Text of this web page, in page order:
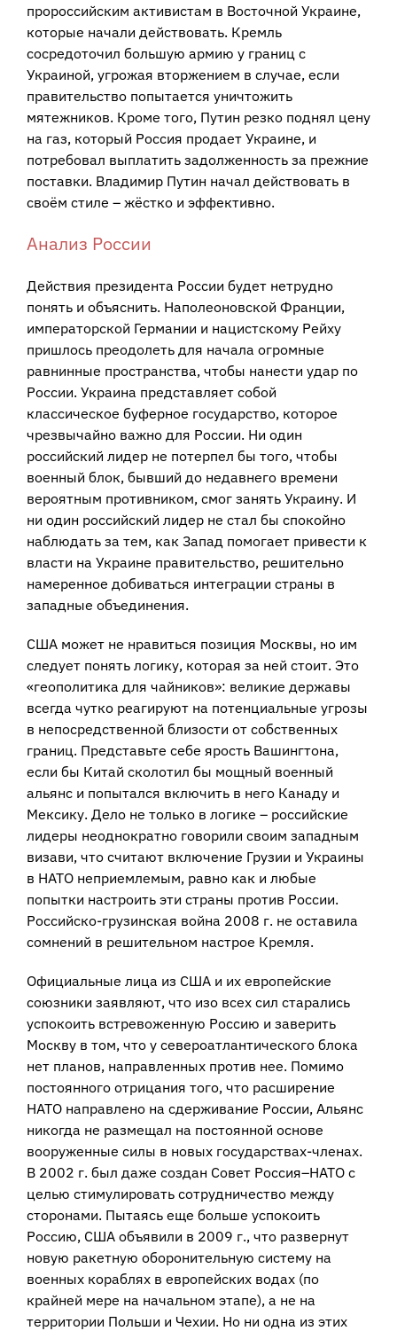
пророссийским активистам в Восточной Украине,
которые начали действовать. Кремль
сосредоточил большую армию у границ с
Украиной, угрожая вторжением в случае, если
правительство попытается уничтожить
мятежников. Кроме того, Путин резко поднял цену
на газ, который Россия продает Украине, и
потребовал выплатить задолженность за прежние
поставки. Владимир Путин начал действовать в
своём стиле – жёстко и эффективно.
Анализ России
Действия президента России будет нетрудно
понять и объяснить. Наполеоновской Франции,
императорской Германии и нацистскому Рейху
пришлось преодолеть для начала огромные
равнинные пространства, чтобы нанести удар по
России. Украина представляет собой
классическое буферное государство, которое
чрезвычайно важно для России. Ни один
российский лидер не потерпел бы того, чтобы
военный блок, бывший до недавнего времени
вероятным противником, смог занять Украину. И
ни один российский лидер не стал бы спокойно
наблюдать за тем, как Запад помогает привести к
власти на Украине правительство, решительно
намеренное добиваться интеграции страны в
западные объединения.
США может не нравиться позиция Москвы, но им
следует понять логику, которая за ней стоит. Это
«геополитика для чайников»: великие державы
всегда чутко реагируют на потенциальные угрозы
в непосредственной близости от собственных
границ. Представьте себе ярость Вашингтона,
если бы Китай сколотил бы мощный военный
альянс и попытался включить в него Канаду и
Мексику. Дело не только в логике – российские
лидеры неоднократно говорили своим западным
визави, что считают включение Грузии и Украины
в НАТО неприемлемым, равно как и любые
попытки настроить эти страны против России.
Российско-грузинская война 2008 г. не оставила
сомнений в решительном настрое Кремля.
Официальные лица из США и их европейские
союзники заявляют, что изо всех сил старались
успокоить встревоженную Россию и заверить
Москву в том, что у североатлантического блока
нет планов, направленных против нее. Помимо
постоянного отрицания того, что расширение
НАТО направлено на сдерживание России, Альянс
никогда не размещал на постоянной основе
вооруженные силы в новых государствах-членах.
В 2002 г. был даже создан Совет Россия–НАТО с
целью стимулировать сотрудничество между
сторонами. Пытаясь еще больше успокоить
Россию, США объявили в 2009 г., что развернут
новую ракетную оборонительную систему на
военных кораблях в европейских водах (по
крайней мере на начальном этапе), а не на
территории Польши и Чехии. Но ни одна из этих